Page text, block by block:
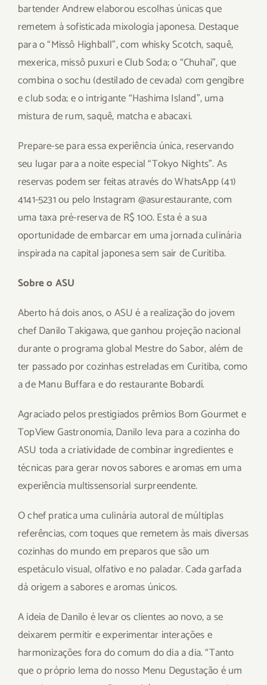
bartender Andrew elaborou escolhas únicas que
remetem à sofisticada mixologia japonesa. Destaque
para o “Missô Highball”, com whisky Scotch, saquê,
mexerica, missô puxuri e Club Soda; o “Chuhai”, que
combina o sochu (destilado de cevada) com gengibre
e club soda; e o intrigante “Hashima Island”, uma
mistura de rum, saquê, matcha e abacaxi.
Prepare-se para essa experiência única, reservando
seu lugar para a noite especial “Tokyo Nights”. As
reservas podem ser feitas através do WhatsApp (41)
4141-5231 ou pelo Instagram @asurestaurante, com
uma taxa pré-reserva de R$ 100. Esta é a sua
oportunidade de embarcar em uma jornada culinária
inspirada na capital japonesa sem sair de Curitiba.
Sobre o ASU
Aberto há dois anos, o ASU é a realização do jovem
chef Danilo Takigawa, que ganhou projeção nacional
durante o programa global Mestre do Sabor, além de
ter passado por cozinhas estreladas em Curitiba, como
a de Manu Buffara e do restaurante Bobardí.
Agraciado pelos prestigiados prêmios Bom Gourmet e
TopView Gastronomia, Danilo leva para a cozinha do
ASU toda a criatividade de combinar ingredientes e
técnicas para gerar novos sabores e aromas em uma
experiência multissensorial surpreendente.
O chef pratica uma culinária autoral de múltiplas
referências, com toques que remetem às mais diversas
cozinhas do mundo em preparos que são um
espetáculo visual, olfativo e no paladar. Cada garfada
dá origem a sabores e aromas únicos.
A ideia de Danilo é levar os clientes ao novo, a se
deixarem permitir e experimentar interações e
harmonizações fora do comum do dia a dia. “Tanto
que o próprio lema do nosso Menu Degustação é um